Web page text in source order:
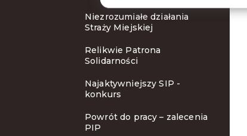
Niezrozumiałe działania
Straży Miejskiej
Relikwie Patrona
Solidarności
Najaktywniejszy SIP -
konkurs
Powrót do pracy – zalecenia
PIP